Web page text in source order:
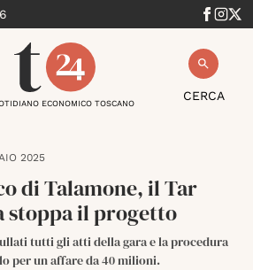
CERCA
ECONOMICO TOSCANO
2025
di Talamone, il Tar
stoppa il progetto
tutti gli atti della gara e la procedura
per un affare da 40 milioni.